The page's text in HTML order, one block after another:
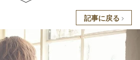
記事に戻る